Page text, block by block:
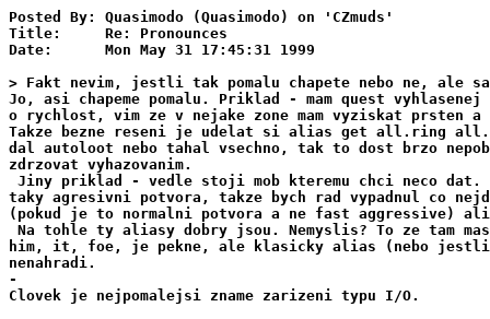
Posted By: Quasimodo (Quasimodo) on 'CZmuds'
Title:     Re: Pronounces
Date:      Mon May 31 17:45:31 1999
> Fakt nevim, jestli tak pomalu chapete nebo ne, ale
Jo, asi chapeme pomalu. Priklad - mam quest
o rychlost, vim ze v nejake zone mam vyziskat prsten a
Takze bezne reseni je udelat si alias get all.ring
dal autoloot nebo tahal vsechno, tak to dost brzo
zdrzovat vyhazovanim.
Jiny priklad - vedle stoji mob kteremu chci neco dat.
taky agresivni potvora, takze bych rad vypadnul co
(pokud je to normalni potvora a ne fast aggressive)
Na tohle ty aliasy dobry jsou. Nemyslis? To ze tam
him, it, foe, je pekne, ale klasicky alias (nebo jestli
nenahradi.
-
Clovek je nejpomalejsi zname zarizeni typu I/O.